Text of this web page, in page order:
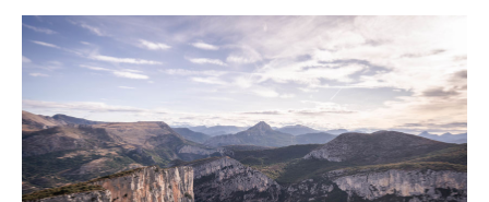
C’est certainement le plus panoramique de tous les
belvédères... Il a été rénové en 2018 dans le cadre de
l’Opération Grand Site des Gorges du Verdon.